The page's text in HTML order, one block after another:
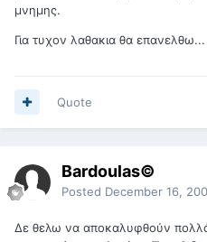
μνημης.
Για τυχον λαθακια θα επανελθω...
Quote
Bardoulas©
Posted December 16,
Δε θελω να αποκαλυφθούν πολλά